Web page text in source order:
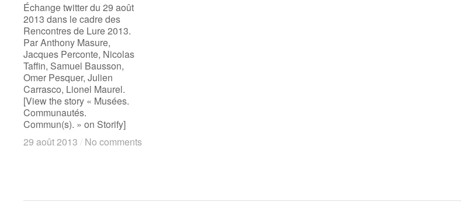
Échange twitter du 29 août
2013 dans le cadre des
Rencontres de Lure 2013.
Par Anthony Masure,
Jacques Perconte, Nicolas
Taffin, Samuel Bausson,
Omer Pesquer, Julien
Carrasco, Lionel Maurel.
[View the story « Musées.
Communautés.
Commun(s). » on Storify]
29 août 2013 / No comments
29 août 2013 / No comments